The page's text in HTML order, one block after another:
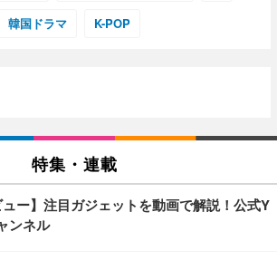
韓国ドラマ K-POP
特集・連載
ュー】注目ガジェットを動画で解説！公式Y
ンネル